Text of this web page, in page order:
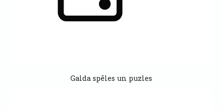
Galda spēles un puzles